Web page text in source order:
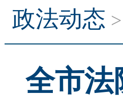
政法动态 >
全市法